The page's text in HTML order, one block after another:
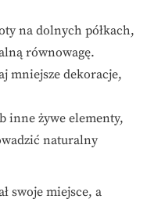
na dolnych półkach,
równowagę.
mniejsze dekoracje,
inne żywe elementy,
naturalny
swoje miejsce, a